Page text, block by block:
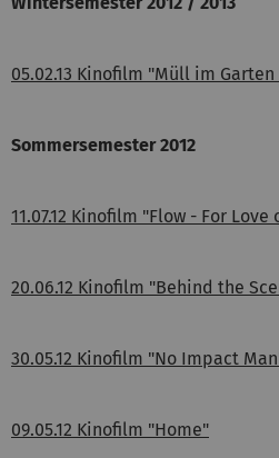
05.02.13 Kinofilm "Müll im Garten
Sommersemester 2012
11.07.12 Kinofilm "Flow - For Love
20.06.12 Kinofilm "Behind the
30.05.12 Kinofilm "No Impact
09.05.12 Kinofilm "Home"